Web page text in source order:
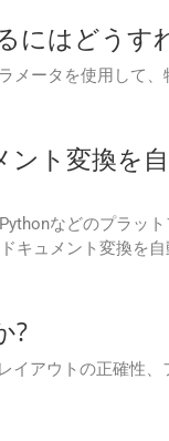
にはどうす
ータを使用して、
ト変換を
などのプラッ
キュメント変換を
?
イアウトの正確性